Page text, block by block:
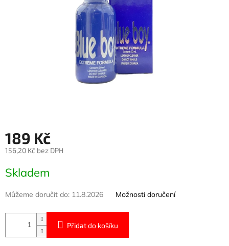
189 Kč
156,20 Kč bez DPH
cena:
Skladem
Můžeme doručit do: 11.8.2026 Možnosti doručení
Přidat do košíku